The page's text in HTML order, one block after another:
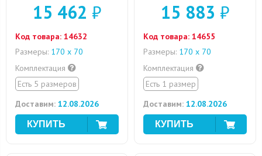
15 462 ₽
Код товара: 14632
Размеры: 170 х 70
Комплектация
Есть 5 размеров
Доставим: 12.08.2026
15 883 ₽
Код товара: 14655
Размеры: 170 х 70
Комплектация
Есть 1 размер
Доставим: 12.08.2026